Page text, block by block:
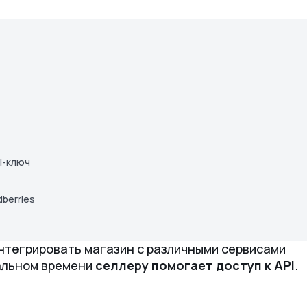
ключ
магазин с различными сервисами
времени селлеру помогает доступ к API.